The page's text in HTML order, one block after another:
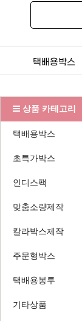
상품 카테고리
택배용박스
초특가박스
인디스팩
맞춤소량제작
칼라박스제작
주문형박스
택배용봉투
기타상품